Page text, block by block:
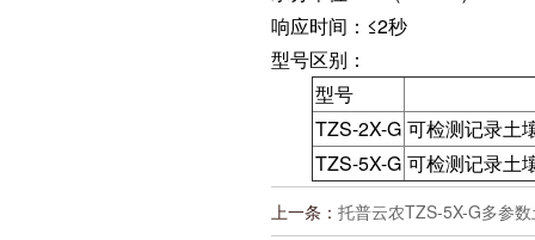
响应时间：≤2秒
型号区别：
型号
功能
TZS-2X-G 可检测记录土
TZS-5X-G 可检测记录土
上一条： 托普云农TZS-5X-G多参